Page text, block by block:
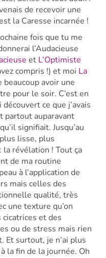
de recevoir une
la Caresse incarnée !
fois que tu me
l’Audacieuse
et L’Optimiste
compris !) et moi La
beaucoup avoir une
pour le soir. C’est en
ce que j’avais
partout auparavant
signifiait. Jusqu’au
lisse, plus
révélation ! Tout ça
de ma routine
à l’application de
mais celles des
qualité, très
une texture qu’on
cicatrices et des
ou de stress mais rien
Et surtout, je n’ai plus
la fin de la journée. Oh